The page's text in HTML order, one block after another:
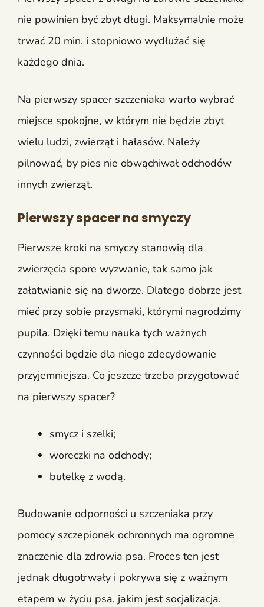
nie powinien być zbyt długi. Maksymalnie może
trwać 20 min. i stopniowo wydłużać się
każdego dnia.
Na pierwszy spacer szczeniaka warto wybrać
miejsce spokojne, w którym nie będzie zbyt
wielu ludzi, zwierząt i hałasów. Należy
pilnować, by pies nie obwąchiwał odchodów
innych zwierząt.
Pierwszy spacer na smyczy
Pierwsze kroki na smyczy stanowią dla
zwierzęcia spore wyzwanie, tak samo jak
załatwianie się na dworze. Dlatego dobrze jest
mieć przy sobie przysmaki, którymi nagrodzimy
pupila. Dzięki temu nauka tych ważnych
czynności będzie dla niego zdecydowanie
przyjemniejsza. Co jeszcze trzeba przygotować
na pierwszy spacer?
smycz i szelki;
woreczki na odchody;
butelkę z wodą.
Budowanie odporności u szczeniaka przy
pomocy szczepionek ochronnych ma ogromne
znaczenie dla zdrowia psa. Proces ten jest
jednak długotrwały i pokrywa się z ważnym
etapem w życiu psa, jakim jest socjalizacja.